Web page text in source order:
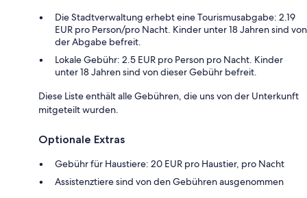
Die Stadtverwaltung erhebt eine Tourismusabgabe: 2.19
EUR pro Person/pro Nacht. Kinder unter 18 Jahren sind von
der Abgabe befreit.
Lokale Gebühr: 2.5 EUR pro Person pro Nacht. Kinder
unter 18 Jahren sind von dieser Gebühr befreit.
Diese Liste enthält alle Gebühren, die uns von der Unterkunft
mitgeteilt wurden.
Optionale Extras
Gebühr für Haustiere: 20 EUR pro Haustier, pro Nacht
Assistenztiere sind von den Gebühren ausgenommen